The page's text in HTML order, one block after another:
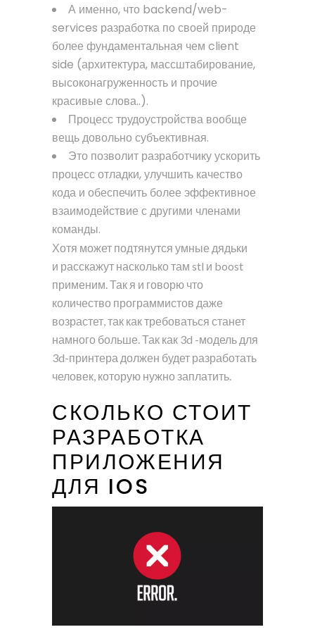
А именно, что backend/web-
services разработка по своей природе
более фундаментальная чем client
side (архитектура, массштабирование,
высоконагруженность и прочие
красивые слова..).
Процесс трудоустройства вообще
вещь довольно субъективная.
Это позволит разработчику ускорить
процесс отладки, улучшить качество
кода и обеспечить более эффективное
взаимодействие с другими членами
команды.
Хотя может подтянутся умные дядьки
и расскажут насколько там stl и boost
применим. Так я и говорю что
количество программистов даже
возрастет, так как требоваться станет
намного больше. Так как 3d -модель для
3d-принтера должен будет разработать
человек, которую нужно заплатить.
СКОЛЬКО СТОИТ
РАЗРАБОТКА
ПРИЛОЖЕНИЯ
ДЛЯ IOS